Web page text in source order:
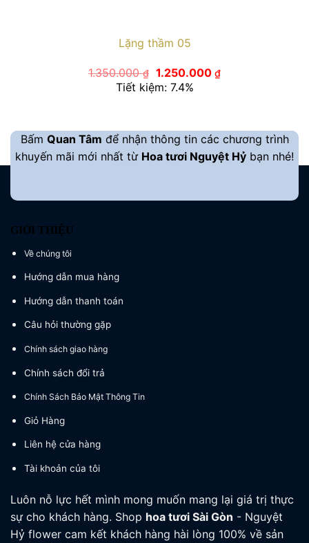
Lặng thầm 05
1.350.000₫ Giá
gốc
là:
1.250.000 ₫Giá
hiện
Tiết kiệm: 7.4%
Bấm Quan Tâm để nhận thông tin các chương trình
khuyến mãi mới nhất từ Hoa tươi Nguyệt Hỷ bạn nhé!
GIỚI THIỆU
Về chúng tôi
Hướng dẫn mua hàng
Hướng dẫn thanh toán
Câu hỏi thường gặp
Chính sách giao hàng
Chính sách đổi trả
Chính Sách Bảo Mật Thông Tin
Giỏ Hàng
Liên hệ cửa hàng
Tài khoản của tôi
Luôn nỗ lực hết mình mong muốn mang lại giá trị thực
sự cho khách hàng. Shop hoa tươi Sài Gòn - Nguyệt
Hỷ flower cam kết khách hàng hài lòng 100% về sản